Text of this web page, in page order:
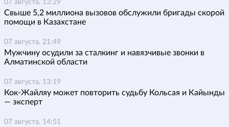
07 августа, 13:29
Свыше 5,2 миллиона вызовов обслужили бригады скорой
помощи в Казахстане
07 августа, 21:49
Мужчину осудили за сталкинг и навязчивые звонки в
Алматинской области
07 августа, 13:19
Кок-Жайляу может повторить судьбу Кольсая и Кайынды
— эксперт
07 августа, 14:51